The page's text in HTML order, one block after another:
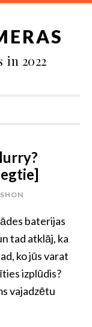
in 2022
baterijas
tad atklāj, ka
ko jūs varat
izplūdis?
vajadzētu